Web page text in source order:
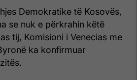
Demokratike të Kosovës,
se nuk e përkrahin këtë
tij, Komisioni i Venecias me
ka konfirmuar